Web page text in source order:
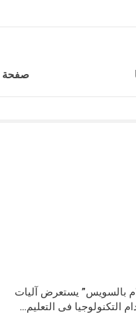
صفحة
بالسويس” يستعرض آليات
التكنولوجيا فى التعليم…